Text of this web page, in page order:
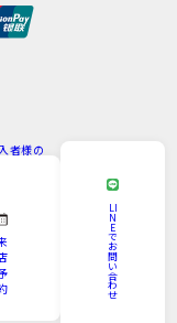
者様の
LI
N
E
で
お
問
い
合
わ
せ